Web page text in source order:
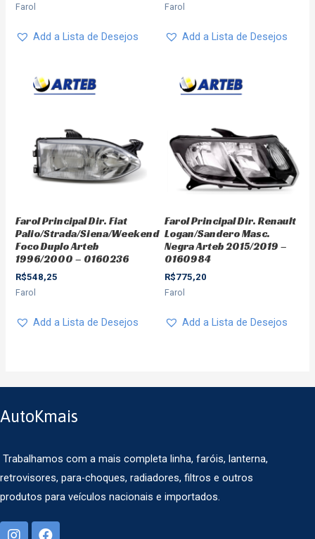
Farol
Add a Lista de Desejos
Farol
Add a Lista de Desejos
Farol Principal Dir. Fiat
Palio/Strada/Siena/Weekend
Foco Duplo Arteb
1996/2000 – 0160236
R$548,25
Farol
Add a Lista de Desejos
Farol Principal Dir. Renault
Logan/Sandero Masc.
Negra Arteb 2015/2019 –
0160984
R$775,20
Farol
Add a Lista de Desejos
AutoKmais
Trabalhamos com a mais completa linha, faróis, lanterna,
retrovisores, para-choques, radiadores, filtros e outros
produtos para veículos nacionais e importados.